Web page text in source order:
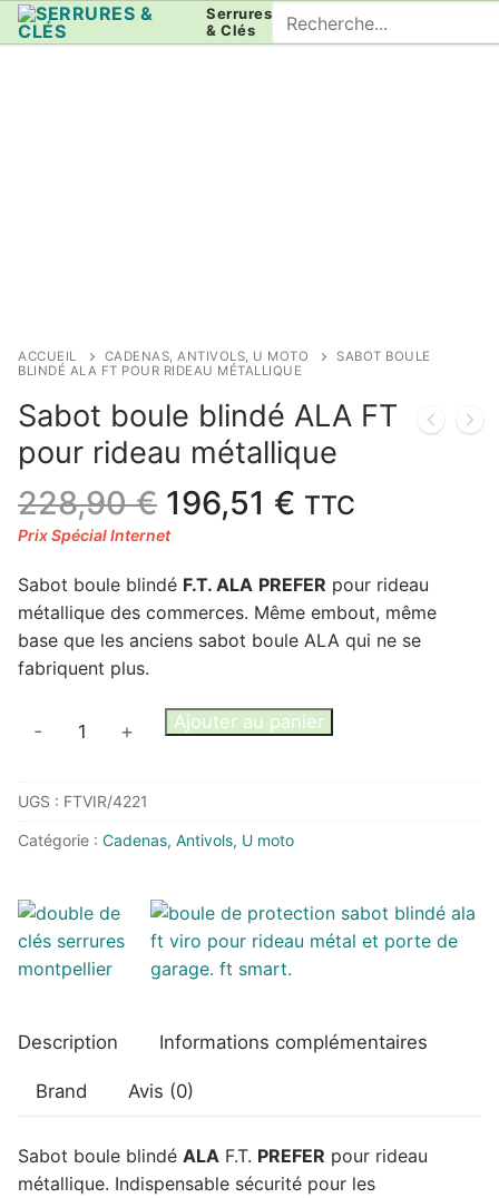
Aller
au
Serrures
& Clés
Rechercher
:
ACCUEIL CADENAS, ANTIVOLS, U MOTO
SABOT BOULE
BLINDÉ ALA FT POUR RIDEAU MÉTALLIQUE
Sabot boule blindé ALA FT
pour rideau métallique
228,90€ Le
prix
était :
228,90 €.
196,51 € Le
est :
196,51 €.
TTC
Sabot boule blindé F.T. ALA PREFER pour rideau
métallique des commerces. Même embout, même
base que les anciens sabot boule ALA qui ne se
fabriquent plus.
quantité
boule
blindé
pour
rideau
métallique
- + Ajouter au panier
UGS : FTVIR/4221
Catégorie : Cadenas, Antivols, U moto
Description Informations complémentaires
Brand Avis (0)
Sabot boule blindé ALA F.T. PREFER pour rideau
métallique. Indispensable sécurité pour les